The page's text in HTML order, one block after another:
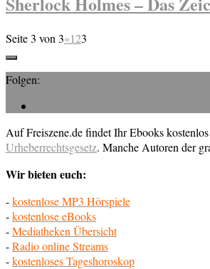
Seite 3 von 3«123
Folgen:
Auf Freiszene.de findet Ihr Ebooks
Urheberrechtsgesetz. Manche Autoren der
Wir bieten euch:
-kostenlose MP3 Hörspiele
-kostenlose eBooks
-Mediatheken Übersicht
-Radio online Streams
-kostenloses Tageshoroskop